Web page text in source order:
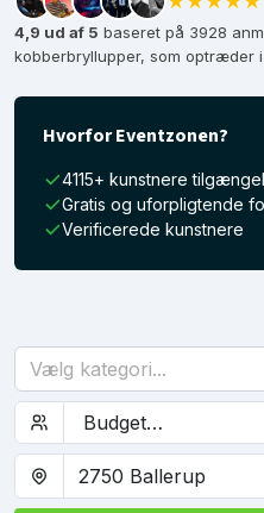
4,9 ud af 5 baseret på 3928
kobberbryllupper, som optræder
Hvorfor Eventzonen?
4115+ kunstnere
Gratis og uforpligtende
Verificerede kunstnere
Vælg kategori...